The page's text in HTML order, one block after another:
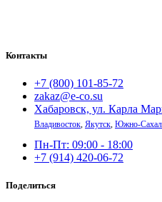
Контакты
+7 (800) 101-85-72
zakaz@e-co.su
Хабаровск, ул. Карла
Владивосток, Якутск, Южно-
Пн-Пт: 09:00 - 18:00
+7 (914) 420-06-72
Поделиться